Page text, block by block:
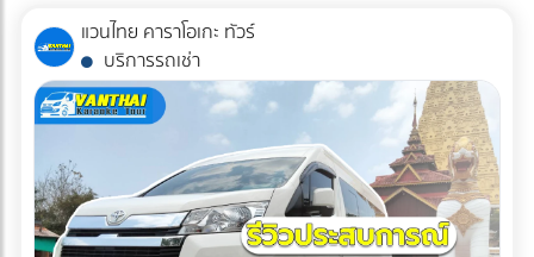
จะมาแนะนำ บริษัท SIAM IKEUCHI CO., LTD ซึ่งให้บริการ หัวฉีด
สเปรย์ให้ตรงกับจุดประสงค์ตามหน้างานนั้นๆ บริการของทาง
สยามอิเอดอุจิ - กำจัดฝุ่นด้วยหัวฉีดอิเคอุจิ - เพิ่มความเย็น
Cooling - หัวฉีดสำหรับพ่นเคลือบอาหาร หรือ Coating - หัวฉีด
ทำความสะอาด Tank - หัวฉีดทำความสะอาดตามสายพาน -เป๋า
แห้งด้วยหัวเป่าลม เพิ่มความชื้นด้วยหัวฉีดละอองหมอก -ฆ่าเชื้อ
ด้วยหัวฉีดสเปรย์อิเคอุจิ -หัวฉีดสำหรับอุตสาหกรรมรถยนต์ -
หัวฉีดสำหรับโรงงานกระดาษ -หัวฉีดสำหรับอุตสาหกรรมเหล็ก
บริการของทางสยามอิเคอุจิ สยามอิเคอุจิมีทีมผู้เชี่ยวชาญช่วย
แวนไทย คาราโอเกะ ทัวร์
บริการรถเช่า